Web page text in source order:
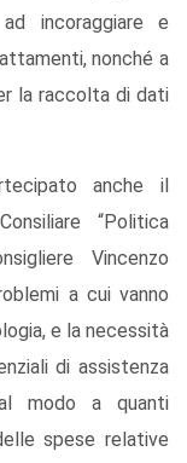
incoraggiare e
nonché a
la raccolta di dati
anche il
“Politica
Vincenzo
a cui vanno
e la necessità
di assistenza
modo a quanti
spese relative